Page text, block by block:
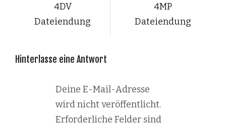
4DV
Dateiendung
4MP
Dateiendung
Hinterlasse eine Antwort
Deine E-Mail-Adresse
wird nicht veröffentlicht.
Erforderliche Felder sind